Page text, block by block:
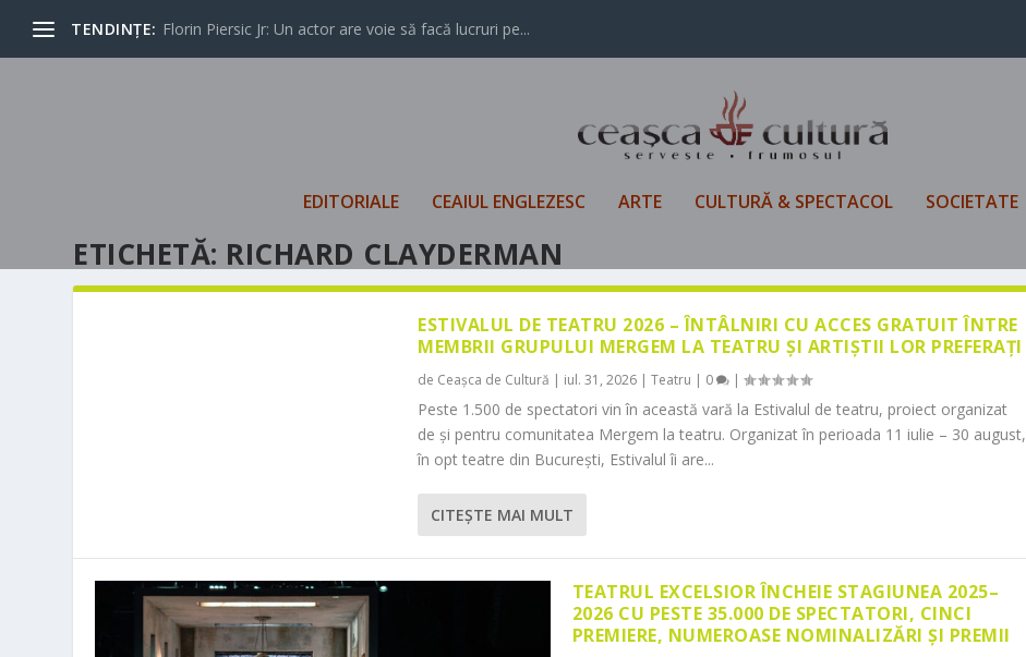
TENDINȚE: Florin Piersic Jr: Un actor are voie să facă lucruri pe...
EDITORIALE CEAIUL ENGLEZESC ARTE CULTURĂ & SPECTACOL SOCIETATE
ETICHETĂ: RICHARD CLAYDERMAN
ESTIVALUL DE TEATRU 2026 – ÎNTÂLNIRI CU ACCES GRATUIT ÎNTRE
MEMBRII GRUPULUI MERGEM LA TEATRU ȘI ARTIȘTII LOR PREFERAȚI
de Ceașca de Cultură | iul. 31, 2026 |Teatru | 0 |
Peste 1.500 de spectatori vin în această vară la Estivalul de teatru, proiect organizat
de și pentru comunitatea Mergem la teatru. Organizat în perioada 11 iulie – 30 august,
în opt teatre din București, Estivalul îi are...
CITEŞTE MAI MULT
TEATRUL EXCELSIOR ÎNCHEIE STAGIUNEA 2025–
2026 CU PESTE 35.000 DE SPECTATORI, CINCI
PREMIERE, NUMEROASE NOMINALIZĂRI ȘI PREMII